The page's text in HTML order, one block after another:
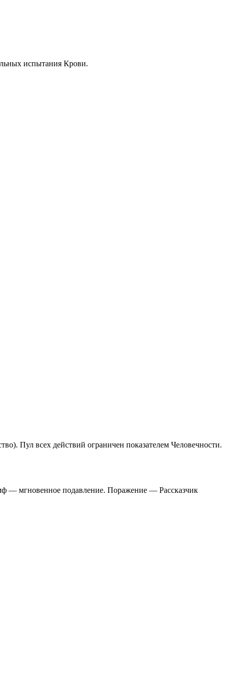
испытания Крови.
Пул всех действий ограничен показателем Человечности.
— мгновенное подавление. Поражение — Рассказчик